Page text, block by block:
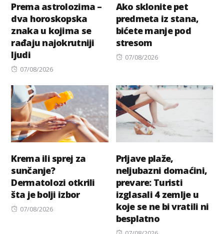
Prema astrolozima –
dva horoskopska
znaka u kojima se
rađaju najokrutniji
ljudi
Posted
07/08/2026
Ako sklonite pet
predmeta iz stana,
bićete manje pod
stresom
Posted
07/08/2026
Krema ili sprej za
sunčanje?
Dermatolozi otkrili
šta je bolji izbor
Posted
07/08/2026
Prljave plaže,
neljubazni domaćini,
prevare: Turisti
izglasali 4 zemlje u
koje se ne bi vratili ni
besplatno